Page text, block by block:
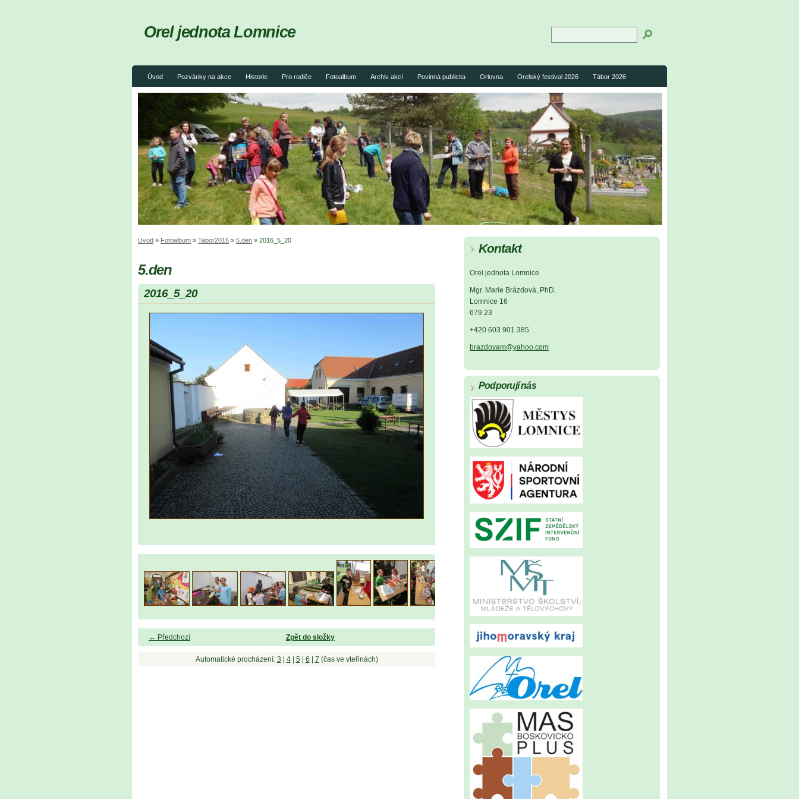
Úvod Pozvánky na akce Historie Pro rodiče Fotoalbum Archiv akcí Povinná publicita Orlovna Orelský festival 2026 Tábor 2026
Orel jednota Lomnice
Úvod » Fotoalbum » Tabor2016 » 5.den » 2016_5_20
5.den
2016_5_20
← Předchozí Zpět do složky
Automatické procházení: 3 4| 5| 6 7 (čas ve vteřinách)
Kontakt
Orel jednota Lomnice
Mgr. Marie Brázdová, PhD.
Lomnice 16
679 23
+420 603 901 385
brazdovam@yahoo.com
Podporují nás